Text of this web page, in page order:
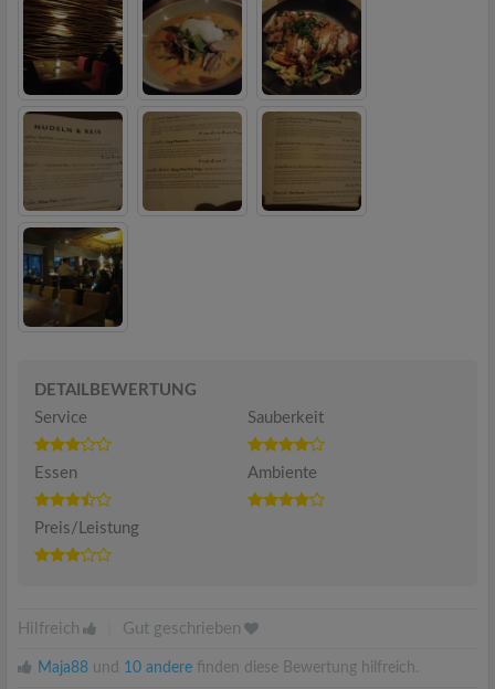
DETAILBEWERTUNG
Service
Sauberkeit
Essen Ambiente
Preis/Leistung
Hilfreich Gut geschrieben
Maja88 und 10 andere finden diese Bewertung hilfreich.